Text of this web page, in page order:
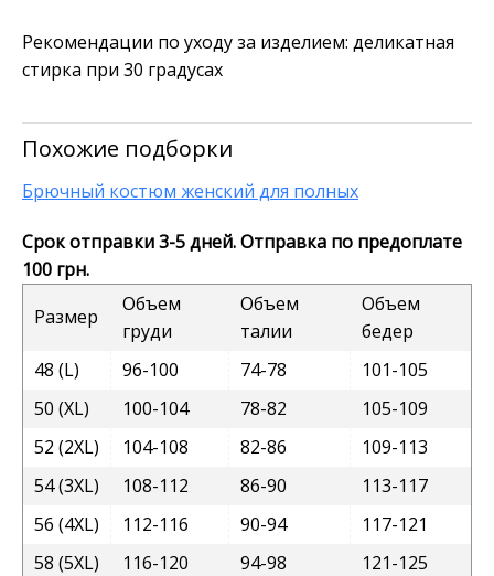
Рекомендации по уходу за изделием: деликатная
стирка при 30 градусах
Похожие подборки
Брючный костюм женский для полных
Срок отправки 3-5 дней. Отправка по предоплате
100 грн.
Размер
Объем
груди
Объем
талии
Объем
бедер
48 (L)
96-100 74-78
101-105
50 (XL)
100-104 78-82
105-109
52 (2XL)
104-108 82-86
109-113
54 (3XL)
108-112 86-90
113-117
56 (4XL)
112-116 90-94
117-121
58 (5XL)
116-120 94-98
121-125